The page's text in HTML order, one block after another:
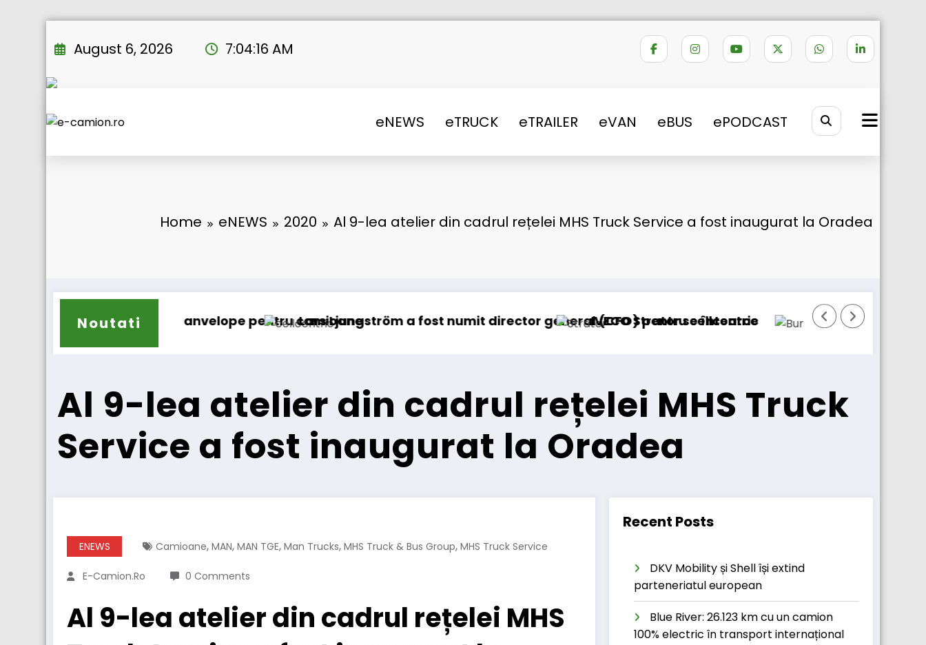
to
August 6, 2026 7:04:17 AM
eNEWS eTRUCK eTRAILER eVAN eBUS ePODCAST
Home eNEWS 2020 Al 9-lea atelier din cadrul rețelei MHS Truck Service a fost inaugurat la Oradea
Noutati
pentru camioaneLars Ljungström a fost numit director general (CFO) pentru cellcentric
IVECO Strator se întoarce BursaTransport/123cargo introduce o nouă
Al 9-lea atelier din cadrul rețelei MHS Truck
Service a fost inaugurat la Oradea
ENEWS Camioane, MAN, MAN TGE, Man Trucks, MHS Truck & Bus Group, MHS Truck Service
E-Camion.ro 0 Comments
Al 9-lea atelier din cadrul rețelei MHS
Recent Posts
DKV Mobility și Shell își extind
parteneriatul european
Blue River: 26.123 km cu un camion
100% electric în transport internațional